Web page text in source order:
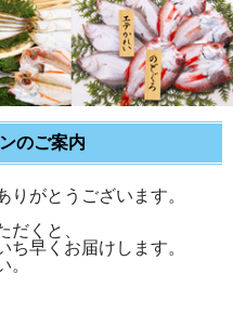
のご案内
りがとうございます。
だくと、
早くお届けします。
。